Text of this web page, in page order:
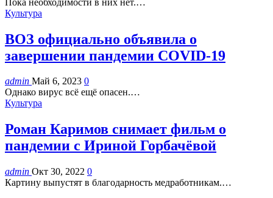
Культура
ВОЗ официально объявила о
завершении пандемии COVID-19
admin Май 6, 2023 0
Однако вирус всё ещё опасен.…
Культура
Роман Каримов снимает фильм о
пандемии с Ириной Горбачёвой
admin Окт 30, 2022 0
Картину выпустят в благодарность медработникам.…